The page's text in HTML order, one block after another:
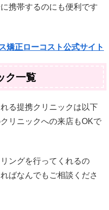
携帯するのにも便利です
矯正ローコスト公式サイト
ク一覧
る提携クリニックは以下
リニックへの来店もOKで
ングを行ってくれるの
ばなんでもご相談くださ